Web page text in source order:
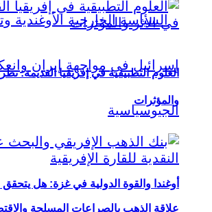
أوغندا والقوة الدولية في غزة: هل
العلوم التطبيقية في إفريقيا القديمة:
والمؤثرات
علاقة الذهب بالصراعات المسلحة